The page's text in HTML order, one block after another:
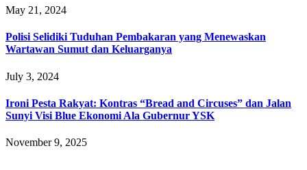
May 21, 2024
Polisi Selidiki Tuduhan Pembakaran yang Menewaskan
Wartawan Sumut dan Keluarganya
July 3, 2024
Ironi Pesta Rakyat: Kontras “Bread and Circuses” dan Jalan
Sunyi Visi Blue Ekonomi Ala Gubernur YSK
November 9, 2025